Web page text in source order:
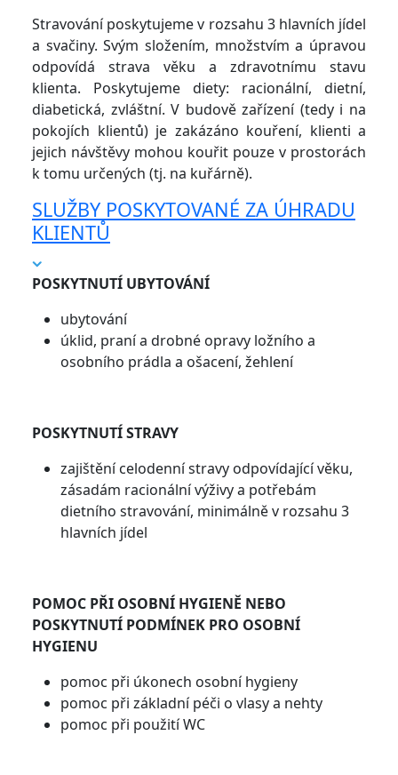
Stravování poskytujeme v rozsahu 3 hlavních jídel
a svačiny. Svým složením, množstvím a úpravou
odpovídá strava věku a zdravotnímu stavu
klienta. Poskytujeme diety: racionální, dietní,
diabetická, zvláštní. V budově zařízení (tedy i na
pokojích klientů) je zakázáno kouření, klienti a
jejich návštěvy mohou kouřit pouze v prostorách
k tomu určených (tj. na kuřárně).
SLUŽBY POSKYTOVANÉ ZA ÚHRADU
KLIENTŮ
POSKYTNUTÍ UBYTOVÁNÍ
ubytování
úklid, praní a drobné opravy ložního a
osobního prádla a ošacení, žehlení
POSKYTNUTÍ STRAVY
zajištění celodenní stravy odpovídající věku,
zásadám racionální výživy a potřebám
dietního stravování, minimálně v rozsahu 3
hlavních jídel
POMOC PŘI OSOBNÍ HYGIENĚ NEBO
POSKYTNUTÍ PODMÍNEK PRO OSOBNÍ
HYGIENU
pomoc při úkonech osobní hygieny
pomoc při základní péči o vlasy a nehty
pomoc při použití WC